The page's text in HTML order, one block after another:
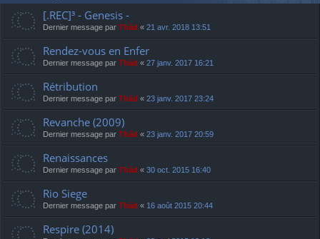
[.REC]³ - Genesis -
Dernier message par Thãd « 21 avr. 2018 13:51
Rendez-vous en Enfer
Dernier message par Thãd « 27 janv. 2017 16:21
Rétribution
Dernier message par Thãd « 23 janv. 2017 23:24
Revanche (2009)
Dernier message par Thãd « 23 janv. 2017 20:59
Renaissances
Dernier message par Thãd « 30 oct. 2015 16:40
Rio Siege
Dernier message par Thãd « 16 août 2015 20:44
Respire (2014)